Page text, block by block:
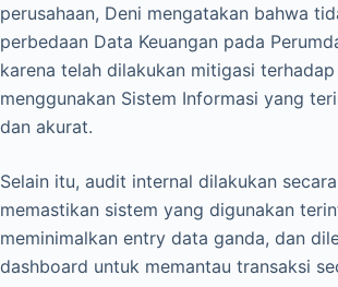
perusahaan, Deni mengatakan bahwa
perbedaan Data Keuangan pada
karena telah dilakukan mitigasi
menggunakan Sistem Informasi yang
dan akurat.
Selain itu, audit internal dilakukan
memastikan sistem yang digunakan
meminimalkan entry data ganda, dan
dashboard untuk memantau transaksi